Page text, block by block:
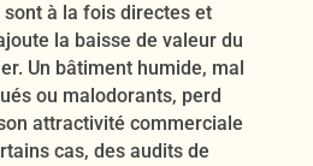
sont à la fois directes et
la baisse de valeur du
Un bâtiment humide, mal
ou malodorants, perd
attractivité commerciale
cas, des audits de